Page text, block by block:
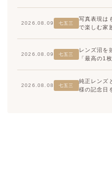
2026.08.09 七五三
写真表現は
で楽しむ家
2026.08.09 七五三
レンズ沼を
「最高の1
2026.08.08 七五三
純正レンズ
様の記念日